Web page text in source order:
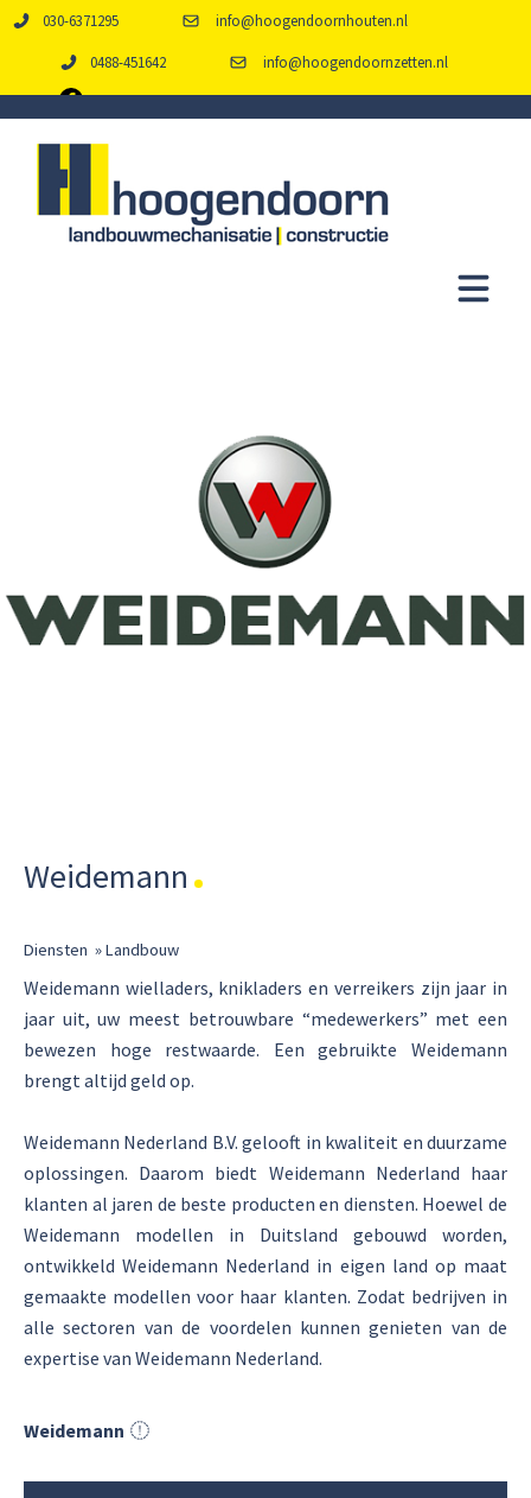
030-6371295 info@hoogendoornhouten.nl
0488-451642 info@hoogendoornzetten.nl
Weidemann
Diensten »Landbouw
Weidemann wielladers, knikladers en verreikers zijn jaar in
jaar uit, uw meest betrouwbare “medewerkers” met een
bewezen hoge restwaarde. Een gebruikte Weidemann
brengt altijd geld op.
Weidemann Nederland B.V. gelooft in kwaliteit en duurzame
oplossingen. Daarom biedt Weidemann Nederland haar
klanten al jaren de beste producten en diensten. Hoewel de
Weidemann modellen in Duitsland gebouwd worden,
ontwikkeld Weidemann Nederland in eigen land op maat
gemaakte modellen voor haar klanten. Zodat bedrijven in
alle sectoren van de voordelen kunnen genieten van de
expertise van Weidemann Nederland.
Weidemann